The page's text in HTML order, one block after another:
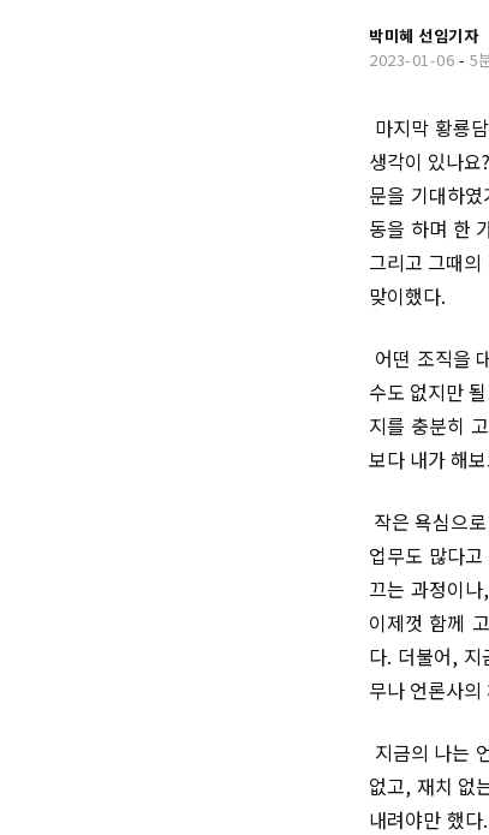
박미혜 선임기자
2023-01-06 - 5
마지막 황룡
생각이 있나
문을 기대하
동을 하며 한
그리고 그때
맞이했다.
어떤 조직을
수도 없지만
지를 충분히
보다 내가 해
작은 욕심으
업무도 많다
끄는 과정이
이제껏 함께
다. 더불어, 지
무나 언론사
지금의 나는
없고, 재치 없
내려야만 했